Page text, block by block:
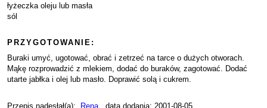
łyżeczka oleju lub masła
sól
PRZYGOTOWANIE:
Buraki umyć, ugotować, obrać i zetrzeć na tarce o dużych otworach.
Mąkę rozprowadzić z mlekiem, dodać do buraków, zagotować. Dodać
utarte jabłka i olej lub masło. Doprawić solą i cukrem.
Przepis nadesłał(a): Rena, data dodania: 2001-08-05